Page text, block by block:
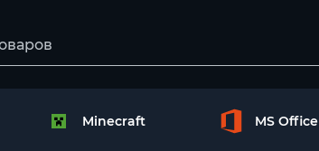
Minecraft MS Office